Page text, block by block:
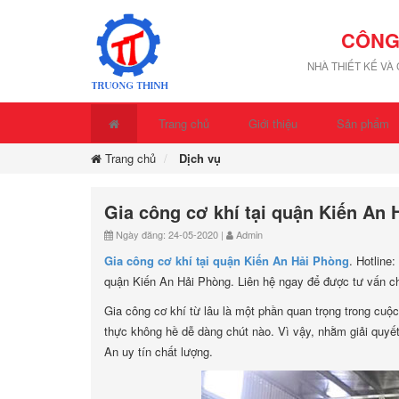
NHÀ THIẾT KẾ VÀ
Trang chủ Giới thiệu Sản phẩm
Trang chủ Dịch vụ
Gia công cơ khí tại quận Kiến An
Ngày đăng: 24-05-2020 | Admin
Gia công cơ khí tại quận Kiến An Hải Phòng.
quận Kiến An Hải Phòng. Liên hệ ngay để được tư vấn
Gia công cơ khí từ lâu là một phần quan trọng trong
thực không hề dễ dàng chút nào. Vì vậy, nhằm giải
An uy tín chất lượng.